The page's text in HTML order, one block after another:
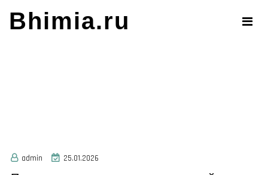
Bhimia.ru
admin 25.01.2026